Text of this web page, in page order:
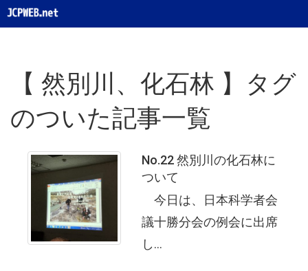
【 然別川、化石林 】タグ
のついた記事一覧
No.22 然別川の化石林に
ついて
今日は、日本科学者会
議十勝分会の例会に出席
し...